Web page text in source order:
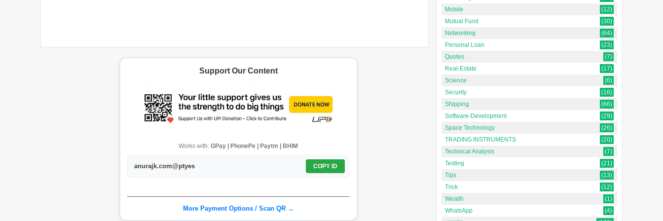
Support Our Content
Works with:GPay | PhonePe | Paytm | BHIM
anurajk.com@ptyes COPY ID
More Payment Options / Scan QR →
Mobile
(12)
Mutual Fund
(30)
Networking
(64)
Personal Loan
(23)
Quotes
(7)
Real-Estate
(17)
Science
(6)
Security
(16)
Shipping
(66)
Software-Development
(29)
Space Technology
(26)
TRADING INSTRUMENTS
(20)
Technical Analysis
(7)
Testing
(21)
Tips
(13)
Trick
(12)
Wealth
(1)
WhatsApp
(4)